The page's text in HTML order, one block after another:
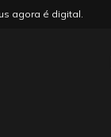
agora é digital.